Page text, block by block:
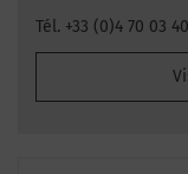
Tél. +33 (0)4 70 03